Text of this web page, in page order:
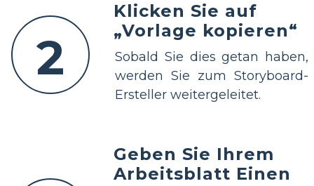
2
Klicken Sie auf
„Vorlage kopieren“
Sobald Sie dies getan haben,
werden Sie zum Storyboard-
Ersteller weitergeleitet.
Geben Sie Ihrem
Arbeitsblatt Einen